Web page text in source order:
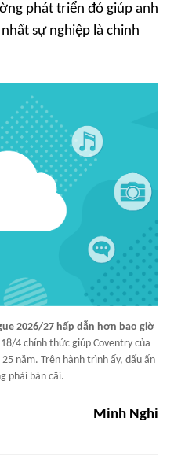
phát triển đó giúp anh
sự nghiệp là chinh
2026/27 hấp dẫn hơn bao giờ
4 chính thức giúp Coventry của
năm. Trên hành trình ấy, dấu ấn
phải bàn cãi.
Minh Nghi